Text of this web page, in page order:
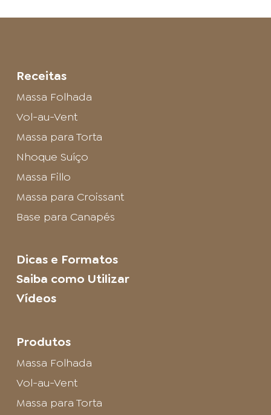
Receitas
Massa Folhada
Vol-au-Vent
Massa para Torta
Nhoque Suíço
Massa Fillo
Massa para Croissant
Base para Canapés
Dicas e Formatos
Saiba como Utilizar
Vídeos
Produtos
Massa Folhada
Vol-au-Vent
Massa para Torta